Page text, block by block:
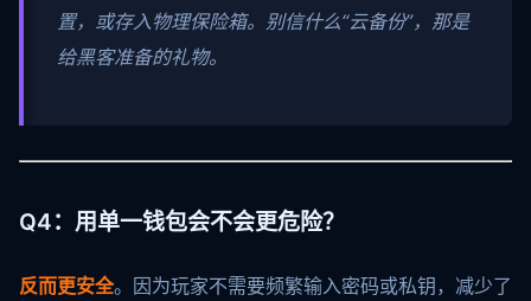
置，或存入物理保险箱。别信什么“云备份”，那是
给黑客准备的礼物。
Q4：用单一钱包会不会更危险？
反而更安全。因为玩家不需要频繁输入密码或私钥，减少了